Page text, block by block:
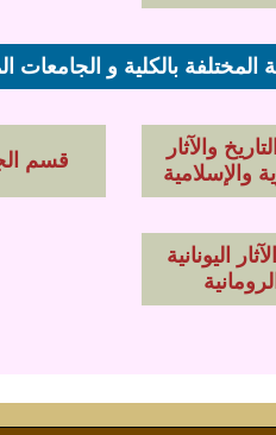
بالكلية و الجامعات
قسم
والآثار
والإسلامية
اليونانية